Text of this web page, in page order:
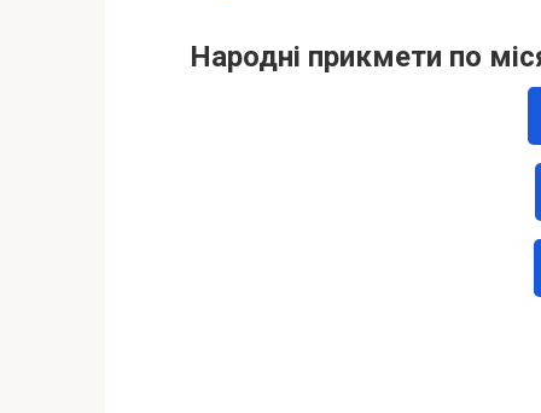
Народні прикмети по